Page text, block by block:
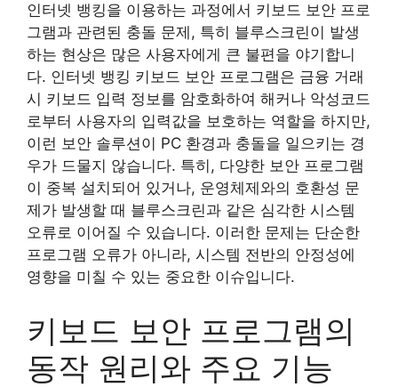
인터넷 뱅킹을 이용하는 과정에서 키보드 보안 프로
그램과 관련된 충돌 문제, 특히 블루스크린이 발생
하는 현상은 많은 사용자에게 큰 불편을 야기합니
다. 인터넷 뱅킹 키보드 보안 프로그램은 금융 거래
시 키보드 입력 정보를 암호화하여 해커나 악성코드
로부터 사용자의 입력값을 보호하는 역할을 하지만,
이런 보안 솔루션이 PC 환경과 충돌을 일으키는 경
우가 드물지 않습니다. 특히, 다양한 보안 프로그램
이 중복 설치되어 있거나, 운영체제와의 호환성 문
제가 발생할 때 블루스크린과 같은 심각한 시스템
오류로 이어질 수 있습니다. 이러한 문제는 단순한
프로그램 오류가 아니라, 시스템 전반의 안정성에
영향을 미칠 수 있는 중요한 이슈입니다.
키보드 보안 프로그램의
동작 원리와 주요 기능